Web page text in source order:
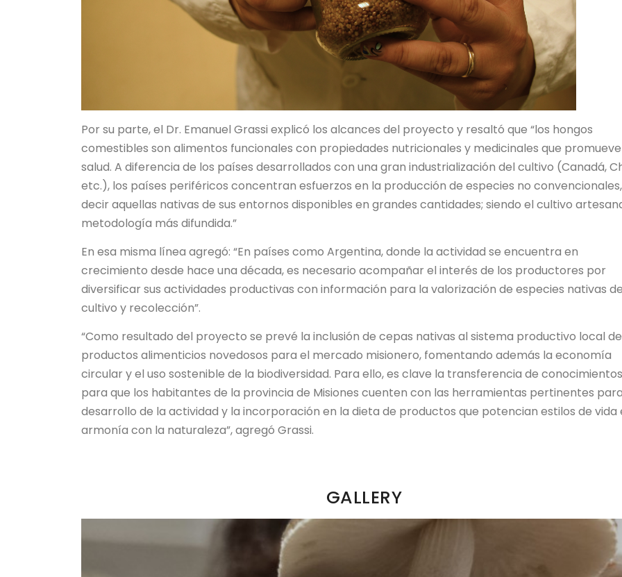
Por su parte, el Dr. Emanuel Grassi explicó los alcances del proyecto y resaltó que “los hongos
comestibles son alimentos funcionales con propiedades nutricionales y medicinales que
salud. A diferencia de los países desarrollados con una gran industrialización del cultivo (Canadá,
etc.), los países periféricos concentran esfuerzos en la producción de especies no
decir aquellas nativas de sus entornos disponibles en grandes cantidades; siendo el cultivo
metodología más difundida.”
En esa misma línea agregó: “En países como Argentina, donde la actividad se encuentra en
crecimiento desde hace una década, es necesario acompañar el interés de los productores por
diversificar sus actividades productivas con información para la valorización de especies nativas
cultivo y recolección”.
“Como resultado del proyecto se prevé la inclusión de cepas nativas al sistema productivo local de
productos alimenticios novedosos para el mercado misionero, fomentando además la economía
circular y el uso sostenible de la biodiversidad. Para ello, es clave la transferencia de conocimientos
para que los habitantes de la provincia de Misiones cuenten con las herramientas pertinentes
desarrollo de la actividad y la incorporación en la dieta de productos que potencian estilos de vida
armonía con la naturaleza”, agregó Grassi.
GALLERY